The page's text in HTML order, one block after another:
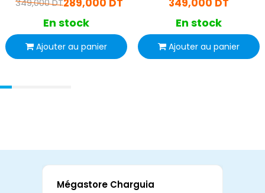
En stock
Ajouter au panier
En stock
Ajouter au panier
Mégastore Charguia